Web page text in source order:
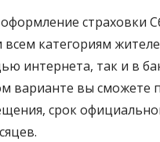
страховки
всем категориям
интернета, так и в
варианте вы сможете
срок